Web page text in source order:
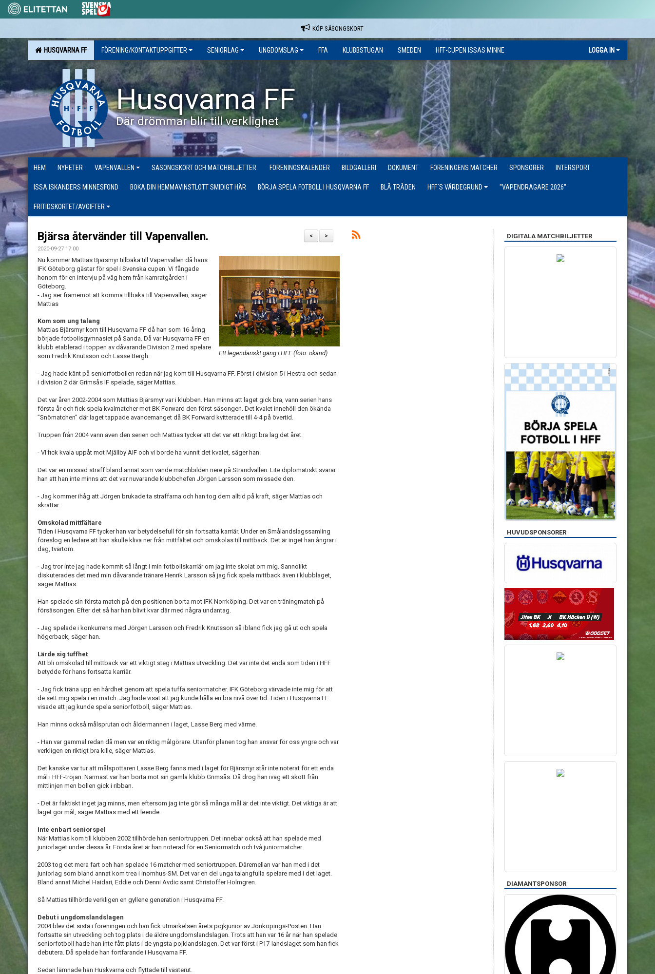
KÖP SÄSONGSKORT
HUSQVARNA FF FÖRENING/KONTAKTUPPGIFTER SENIORLAG UNGDOMSLAG FFA KLUBBSTUGAN SMEDEN HFF-CUPEN ISSAS MINNE LOGGA IN
Husqvarna FF
Där drömmar blir till verklighet
HEM NYHETER VAPENVALLEN SÄSONGSKORT OCH MATCHBILJETTER. FÖRENINGSKALENDER BILDGALLERI DOKUMENT FÖRENINGENS MATCHER SPONSORER INTERSPORT
ISSA ISKANDERS MINNESFOND BOKA DIN HEMMAVINSTLOTT SMIDIGT HÄR BÖRJA SPELA FOTBOLL I HUSQVARNA FF BLÅ TRÅDEN HFF´S VÄRDEGRUND "VAPENDRAGARE 2026"
FRITIDSKORTET/AVGIFTER
>
<
Bjärsa återvänder till Vapenvallen.
2020-09-27 17:00
Ett legendariskt gäng i HFF (foto: okänd)
Nu kommer Mattias Bjärsmyr tillbaka till Vapenvallen då hans
IFK Göteborg gästar för spel i Svenska cupen. Vi fångade
honom för en intervju på väg hem från kamratgården i
Göteborg.
- Jag ser framemot att komma tillbaka till Vapenvallen, säger
Mattias
Kom som ung talang
Mattias Bjärsmyr kom till Husqvarna FF då han som 16-åring
började fotbollsgymnasiet på Sanda. Då var Husqvarna FF en
klubb etablerad i toppen av dåvarande Division 2 med spelare
som Fredrik Knutsson och Lasse Bergh.
- Jag hade känt på seniorfotbollen redan när jag kom till Husqvarna FF. Först i division 5 i Hestra och sedan
i division 2 där Grimsås IF spelade, säger Mattias.
Det var åren 2002-2004 som Mattias Bjärsmyr var i klubben. Han minns att laget gick bra, vann serien hans
första år och fick spela kvalmatcher mot BK Forward den först säsongen. Det kvalet innehöll den ökända
”Snömatchen” där laget tappade avancemanget då BK Forward kvitterade till 4-4 på övertid.
Truppen från 2004 vann även den serien och Mattias tycker att det var ett riktigt bra lag det året.
- VI fick kvala uppåt mot Mjällby AIF och vi borde ha vunnit det kvalet, säger han.
Det var en missad straff bland annat som vände matchbilden nere på Strandvallen. Lite diplomatiskt svarar
han att han inte minns att det var nuvarande klubbchefen Jörgen Larsson som missade den.
- Jag kommer ihåg att Jörgen brukade ta straffarna och han tog dem alltid på kraft, säger Mattias och
skrattar.
Omskolad mittfältare
Tiden i Husqvarna FF tycker han var betydelsefull för sin fortsatta karriär. Under en Smålandslagssamling
föreslog en ledare att han skulle kliva ner från mittfältet och omskolas till mittback. Det är inget han ångrar i
dag, tvärtom.
- Jag tror inte jag hade kommit så långt i min fotbollskarriär om jag inte skolat om mig. Sannolikt
diskuterades det med min dåvarande tränare Henrik Larsson så jag fick spela mittback även i klubblaget,
säger Mattias.
Han spelade sin första match på den positionen borta mot IFK Norrköping. Det var en träningmatch på
försäsongen. Efter det så har han blivit kvar där med några undantag.
- Jag spelade i konkurrens med Jörgen Larsson och Fredrik Knutsson så ibland fick jag gå ut och spela
högerback, säger han.
Lärde sig tuffhet
Att bli omskolad till mittback var ett viktigt steg i Mattias utveckling. Det var inte det enda som tiden i HFF
betydde för hans fortsatta karriär.
- Jag fick träna upp en hårdhet genom att spela tuffa seniormatcher. IFK Göteborg värvade inte mig för att
de sett mig spela i en match. Jag hade visat att jag kunde hålla en bra nivå över tid. Tiden i Husqvarna FF
visade att jag kunde spela seniorfotboll, säger Mattias.
Han minns också målsprutan och åldermannen i laget, Lasse Berg med värme.
- Han var gammal redan då men var en riktig målgörare. Utanför planen tog han ansvar för oss yngre och var
verkligen en riktigt bra kille, säger Mattias.
Det kanske var tur att målspottaren Lasse Berg fanns med i laget för Bjärsmyr står inte noterat för ett enda
mål i HFF-tröjan. Närmast var han borta mot sin gamla klubb Grimsås. Då drog han iväg ett skott från
mittlinjen men bollen gick i ribban.
- Det är faktiskt inget jag minns, men eftersom jag inte gör så många mål är det inte viktigt. Det viktiga är att
laget gör mål, säger Mattias med ett leende.
Inte enbart seniorspel
När Mattias kom till klubben 2002 tillhörde han seniortruppen. Det innebar också att han spelade med
juniorlaget under dessa år. Första året är han noterad för en Seniormatch och två juniormatcher.
2003 tog det mera fart och han spelade 16 matcher med seniortruppen. Däremellan var han med i det
juniorlag som bland annat kom trea i inomhus-SM. Det var en del unga talangfulla spelare med i det laget.
Bland annat Michel Haidari, Eddie och Denni Avdic samt Christoffer Holmgren.
Så Mattias tillhörde verkligen en gyllene generation i Husqvarna FF.
Debut i ungdomslandslagen
2004 blev det sista i föreningen och han fick utmärkelsen årets pojkjunior av Jönköpings-Posten. Han
fortsatte sin utveckling och tog plats i de äldre ungdomslandslagen. Trots att han var 16 år när han spelade
seniorfotboll hade han inte fått plats i de yngsta pojklandslagen. Det var först i P17-landslaget som han fick
debutera. Då spelade han fortfarande i Husqvarna FF.
Sedan lämnade han Huskvarna och flyttade till västerut.
DIGITALA MATCHBILJETTER
HUVUDSPONSORER
DIAMANTSPONSOR